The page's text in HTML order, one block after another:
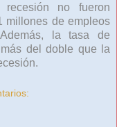
no fueron
millones de empleos
la tasa de
del doble que la